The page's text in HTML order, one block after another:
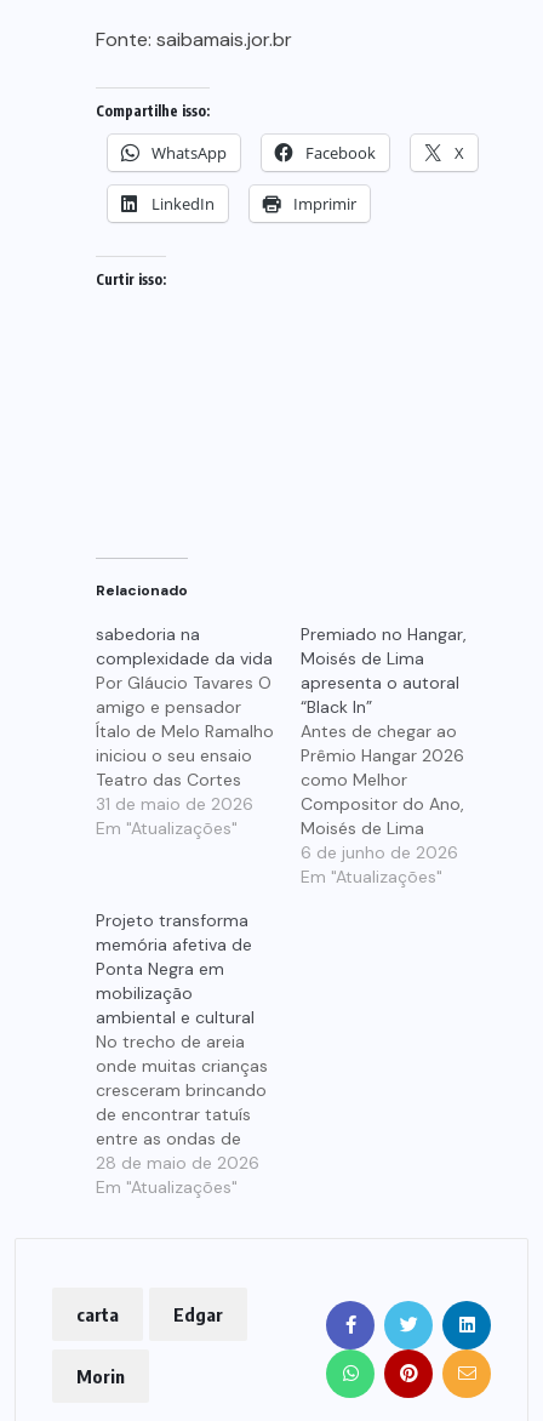
Fonte: saibamais.jor.br
Compartilhe isso:
WhatsApp Facebook X
LinkedIn Imprimir
Curtir isso:
Relacionado
sabedoria na
complexidade da vida
Por Gláucio Tavares O
amigo e pensador
Ítalo de Melo Ramalho
iniciou o seu ensaio
Teatro das Cortes
afirmando que a vida
é como um teatro.
também chegou ao
entendimento de que
a vida pode ser
comparada a um
teatro porque, assim…
31 de maio de 2026
Em "Atualizações"
Premiado no Hangar,
Moisés de Lima
apresenta o autoral
“Black In”
Antes de chegar ao
Prêmio Hangar 2026
como Melhor
Compositor do Ano,
Moisés de Lima
atravessou quase
quatro décadas de
6 de junho de 2026
Em "Atualizações"
Projeto transforma
memória afetiva de
Ponta Negra em
mobilização
ambiental e cultural
No trecho de areia
onde muitas crianças
cresceram brincando
de encontrar tatuís
entre as ondas de
Ponta Negra, nasce
agora uma
mistura afeto,
ambiental. Idealizado
pela produtora
Cintya Torres
28 de maio de 2026
Em "Atualizações"
carta Edgar
Morin